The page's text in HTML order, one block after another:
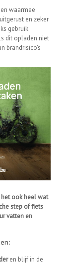
waarmee
en zeker
gebruik
dit opladen niet
brandrisico’s
het ook heel wat
step of fiets
vatten en
en blijf in de